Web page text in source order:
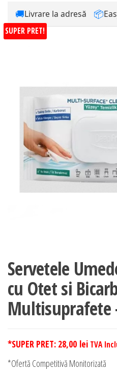
🚚Livrare la adresă 📦
SUPER PRET!
Servetele
cu Otet si
Multisuprafete
*SUPER PRET: 28,00 lei TVA
*Ofertă Competitivă Monitorizată